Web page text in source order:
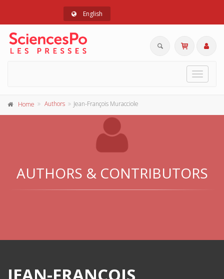
English
Toggle
Home Authors Jean-François Muracciole
AUTHORS & CONTRIBUTORS